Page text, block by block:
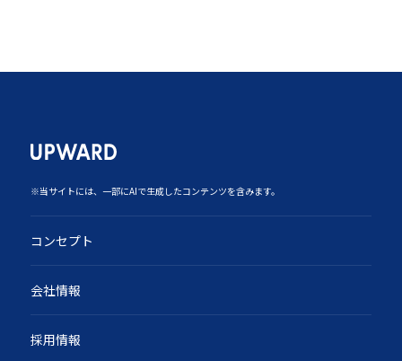
‍※当サイトには、一部にAIで生成したコンテンツを含みます。
コンセプト
会社情報
採用情報